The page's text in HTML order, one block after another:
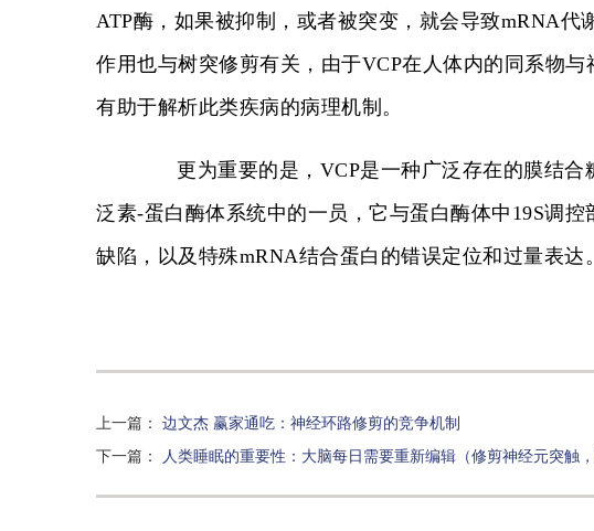
ATP酶，如果被抑制，或者被突变，就会导致mRNA代
作用也与树突修剪有关，由于VCP在人体内的同系物
有助于解析此类疾病的病理机制。
更为重要的是，VCP是一种广泛存在的膜结合
泛素-蛋白酶体系统中的一员，它与蛋白酶体中19S调
缺陷，以及特殊mRNA结合蛋白的错误定位和过量表达。
上一篇 ： 边文杰 赢家通吃：神经环路修剪的竞争机制
下一篇 ： 人类睡眠的重要性：大脑每日需要重新编辑（修剪神经元突触，